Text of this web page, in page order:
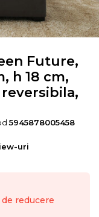
Future,
h 18 cm,
5945878005458
uri
reducere